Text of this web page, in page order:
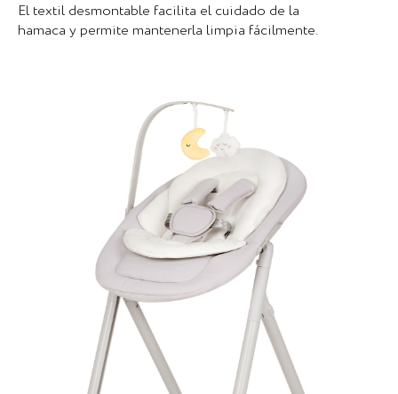
El textil desmontable facilita el cuidado de la
hamaca y permite mantenerla limpia fácilmente.